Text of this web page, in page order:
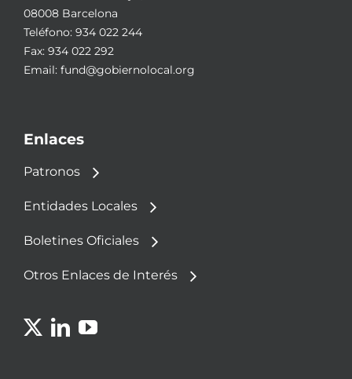
08008 Barcelona
Teléfono: 934 022 244
Fax: 934 022 292
Email: fund@gobiernolocal.org
Enlaces
Patronos
Entidades Locales
Boletines Oficiales
Otros Enlaces de Interés